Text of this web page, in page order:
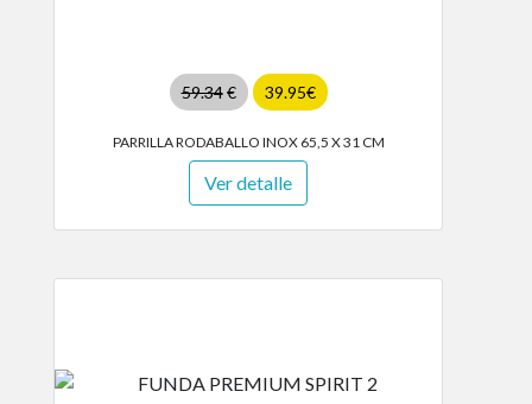
59.34€ 39.95€
PARRILLA RODABALLO INOX 65,5 X 31 CM
Ver detalle